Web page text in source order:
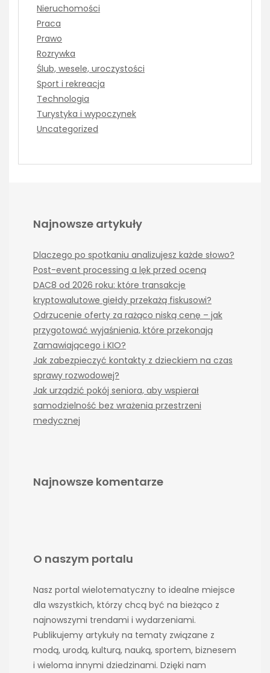
Nieruchomości
Praca
Prawo
Rozrywka
Ślub, wesele, uroczystości
Sport i rekreacja
Technologia
Turystyka i wypoczynek
Uncategorized
Najnowsze artykuły
Dlaczego po spotkaniu analizujesz każde słowo?
Post-event processing a lęk przed oceną
DAC8 od 2026 roku: które transakcje
kryptowalutowe giełdy przekażą fiskusowi?
Odrzucenie oferty za rażąco niską cenę – jak
przygotować wyjaśnienia, które przekonają
Zamawiającego i KIO?
Jak zabezpieczyć kontakty z dzieckiem na czas
sprawy rozwodowej?
Jak urządzić pokój seniora, aby wspierał
samodzielność bez wrażenia przestrzeni
medycznej
Najnowsze komentarze
O naszym portalu
Nasz portal wielotematyczny to idealne miejsce
dla wszystkich, którzy chcą być na bieżąco z
najnowszymi trendami i wydarzeniami.
Publikujemy artykuły na tematy związane z
modą, urodą, kulturą, nauką, sportem, biznesem
i wieloma innymi dziedzinami. Dzięki nam